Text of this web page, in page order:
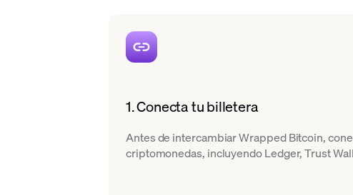
1. Conecta tu billetera
Antes de intercambiar Wrapped Bitcoin,
criptomonedas, incluyendo Ledger, Trust